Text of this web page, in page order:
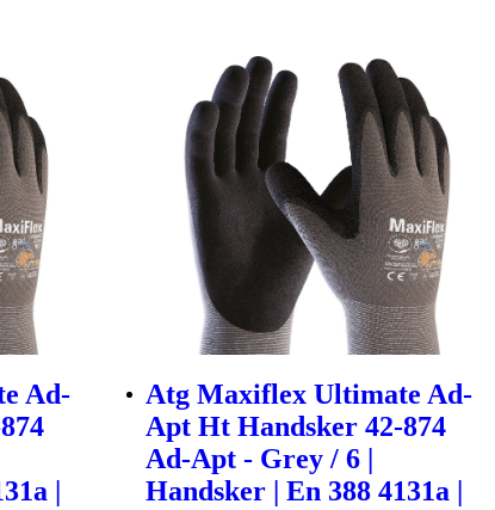
Ad-
|
Atg Maxiflex Ultimate Ad-
Apt Ht Handsker 42-874
Ad-Apt - Grey / 6 |
Handsker | En 388 4131a |